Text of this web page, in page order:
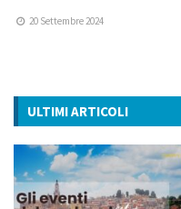
20 Settembre 2024
ULTIMI ARTICOLI